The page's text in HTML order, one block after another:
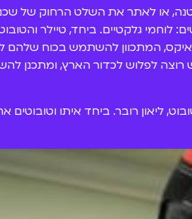
או לאתר את השלט הרחוק של
גלקטיים. ביחד, טיילר
איקס, המתכוון להשתמש בכוח שלהם
רוצה לפלוש לכדור הארץ, ומתכנן
ליאון רובר. ביחד איתו וטובוטים